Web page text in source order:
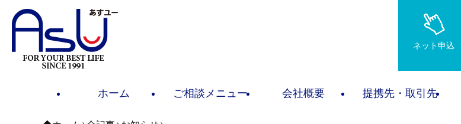
ホーム ご相談メニュー 会社概要 提携先・取引先
ネット申込